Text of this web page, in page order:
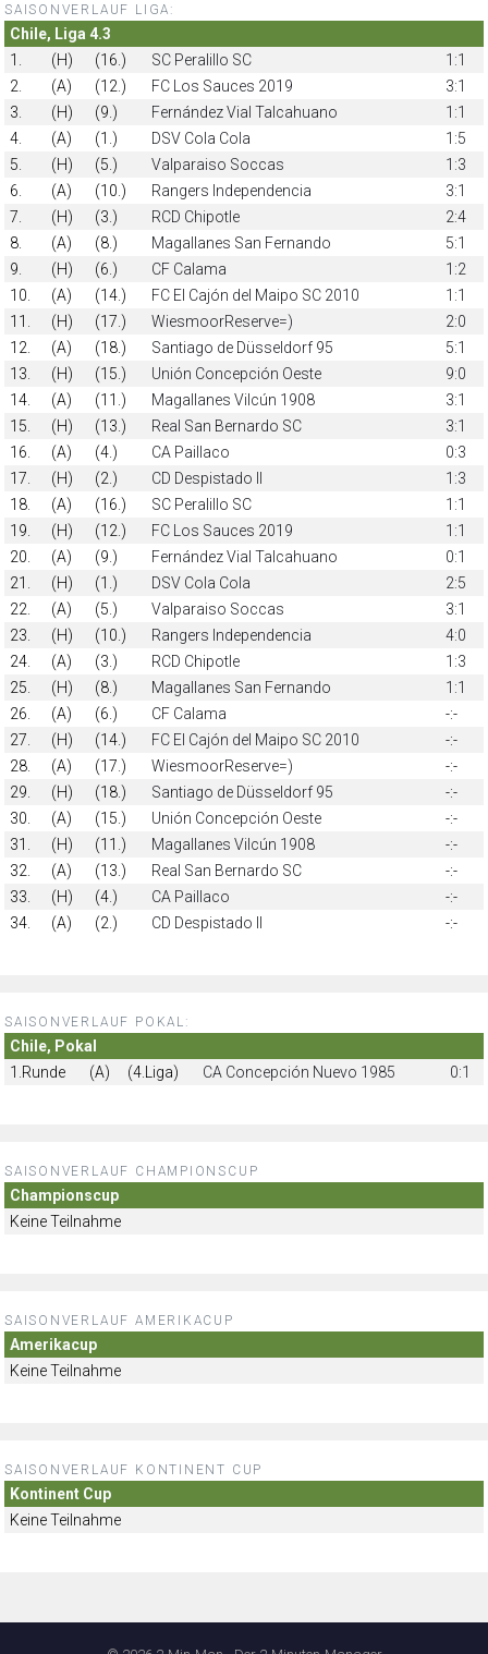
SAISONVERLAUF LIGA:
Chile, Liga 4.3
1.
(H) (16.) SC Peralillo SC
1:1
2.
(A) (12.) FC Los Sauces 2019
3:1
3.
(H) (9.) Fernández Vial Talcahuano
1:1
4.
(A) (1.) DSV Cola Cola
1:5
5.
(H) (5.) Valparaiso Soccas
1:3
6.
(A) (10.) Rangers Independencia
3:1
7.
(H) (3.) RCD Chipotle
2:4
8.
(A) (8.) Magallanes San Fernando
5:1
9.
(H) (6.) CF Calama
1:2
10.
(A) (14.) FC El Cajón del Maipo SC 2010
1:1
11.
(H) (17.) WiesmoorReserve=)
2:0
12.
(A) (18.) Santiago de Düsseldorf 95
5:1
13.
(H) (15.) Unión Concepción Oeste
9:0
14.
(A) (11.) Magallanes Vilcún 1908
3:1
15.
(H) (13.) Real San Bernardo SC
3:1
16.
(A) (4.) CA Paillaco
0:3
17.
(H) (2.) CD Despistado II
1:3
18.
(A) (16.) SC Peralillo SC
1:1
19.
(H) (12.) FC Los Sauces 2019
1:1
20.
(A) (9.) Fernández Vial Talcahuano
0:1
21.
(H) (1.) DSV Cola Cola
2:5
22.
(A) (5.) Valparaiso Soccas
3:1
23.
(H) (10.) Rangers Independencia
4:0
24.
(A) (3.) RCD Chipotle
1:3
25.
(H) (8.) Magallanes San Fernando
1:1
26.
(A) (6.) CF Calama
-:-
27.
(H) (14.) FC El Cajón del Maipo SC 2010
-:-
28.
(A) (17.) WiesmoorReserve=)
-:-
29.
(H) (18.) Santiago de Düsseldorf 95
-:-
30.
(A) (15.) Unión Concepción Oeste
-:-
31.
(H) (11.) Magallanes Vilcún 1908
-:-
32.
(A) (13.) Real San Bernardo SC
-:-
33.
(H) (4.) CA Paillaco
-:-
34.
(A) (2.) CD Despistado II -:-
SAISONVERLAUF POKAL:
Chile, Pokal
1.Runde
(A) (4.Liga) CA Concepción Nuevo 1985 0:1
SAISONVERLAUF CHAMPIONSCUP
Championscup
Keine Teilnahme
SAISONVERLAUF AMERIKACUP
Amerikacup
Keine Teilnahme
SAISONVERLAUF KONTINENT CUP
Kontinent Cup
Keine Teilnahme